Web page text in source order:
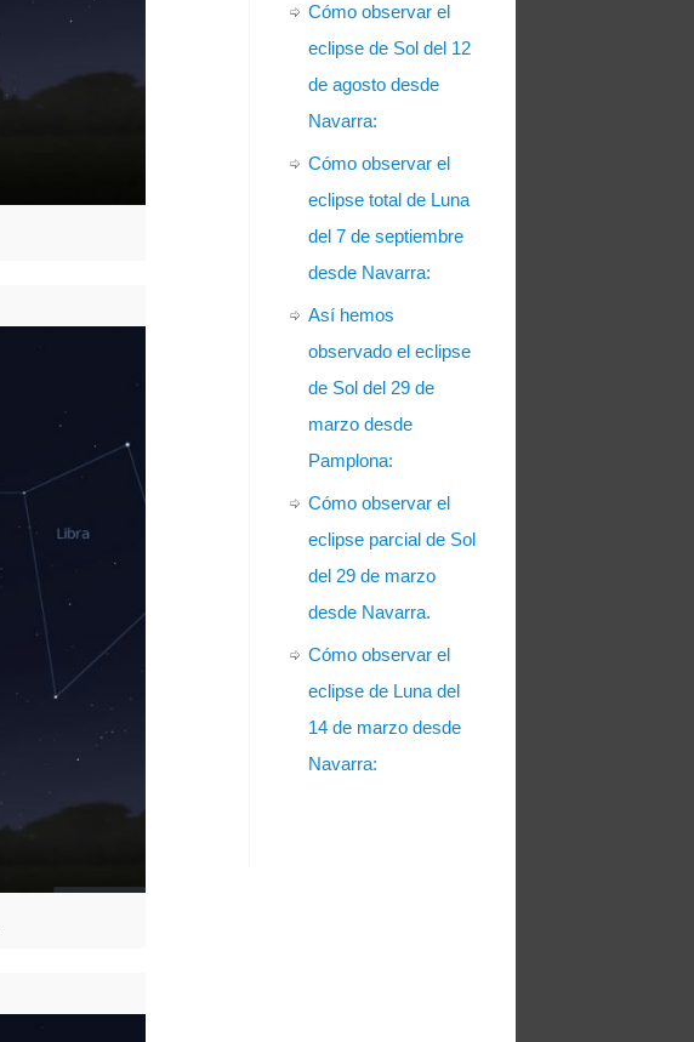
Cómo observar el
eclipse de Sol del 12
de agosto desde
Navarra:
Cómo observar el
eclipse total de Luna
del 7 de septiembre
desde Navarra:
Así hemos
observado el eclipse
de Sol del 29 de
marzo desde
Pamplona:
Cómo observar el
eclipse parcial de Sol
del 29 de marzo
desde Navarra.
Cómo observar el
eclipse de Luna del
14 de marzo desde
Navarra: